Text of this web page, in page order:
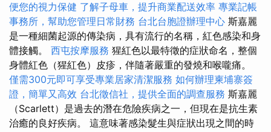
便您的視力保健 了解子母車，提升商業配送效率 專業記帳
事務所，幫助您管理日常財務 台北台胞證辦理中心 斯嘉麗
是一種細菌起源的傳染病，具有流行的名稱，紅色感染和身
體接觸。 西屯按摩服務 猩紅色以最特徵的症狀命名，整個
身體紅色（猩紅色）皮疹，伴隨著嚴重的發燒和喉嚨痛。
僅需300元即可享受專業居家清潔服務 如何辦理柬埔寨簽
證，簡單又高效 台北徵信社，提供全面的調查服務 斯嘉麗
（Scarlett）是過去的潛在危險疾病之一，但現在是抗生素
治癒的良好疾病。 這意味著感染髮生與症狀出現之間的時